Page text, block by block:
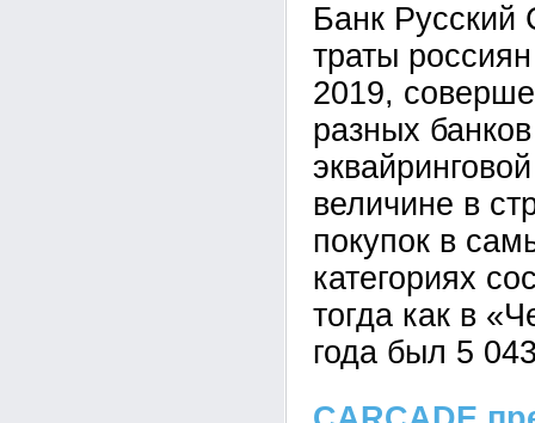
Банк Русский
траты
2019,
разных
величине в
покупок в
категориях
тогда как в
года был 5